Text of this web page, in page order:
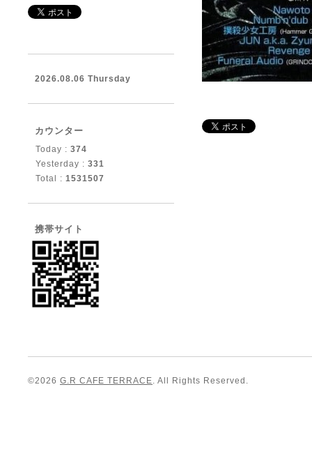
2026.08.06 Thursday
カウンター
Today : 374
Yesterday : 331
Total : 1531507
携帯サイト
©2026 G.R CAFE TERRACE. All Rights Reserved.